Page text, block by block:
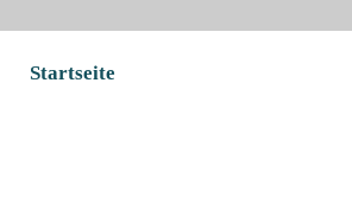
Startseite